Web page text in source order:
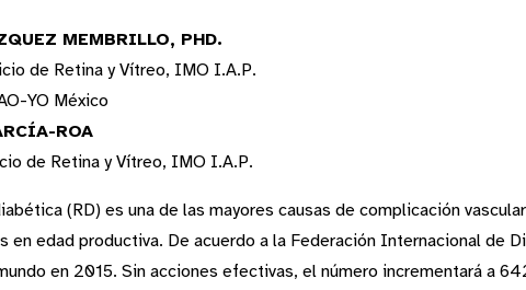
MEMBRILLO, PHD.
de Retina y Vítreo, IMO I.A.P.
YO México
ROA
de Retina y Vítreo, IMO I.A.P.
(RD) es una de las mayores causas de complicación
en edad productiva. De acuerdo a la Federación Internacional de
en 2015. Sin acciones efectivas, el número incrementará a